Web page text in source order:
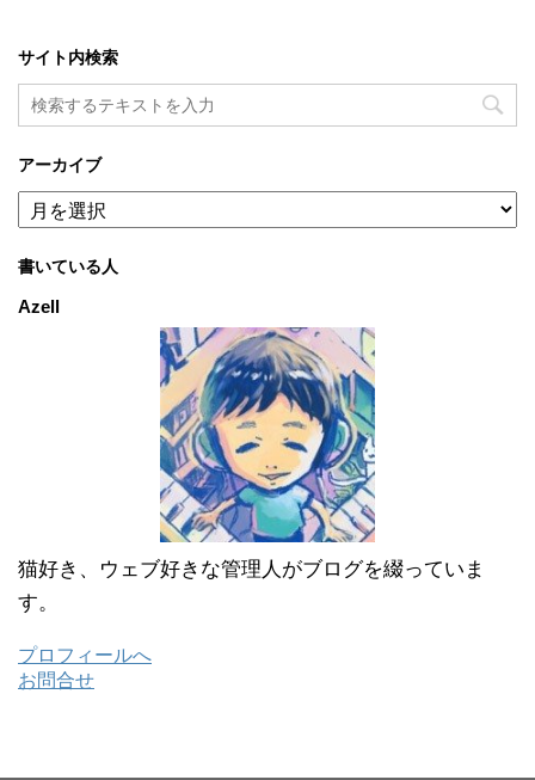
サイト内検索
アーカイブ
ア
ー
イ
ブ
書いている人
Azell
猫好き、ウェブ好きな管理人がブログを綴っていま
す。
プロフィールへ
お問合せ